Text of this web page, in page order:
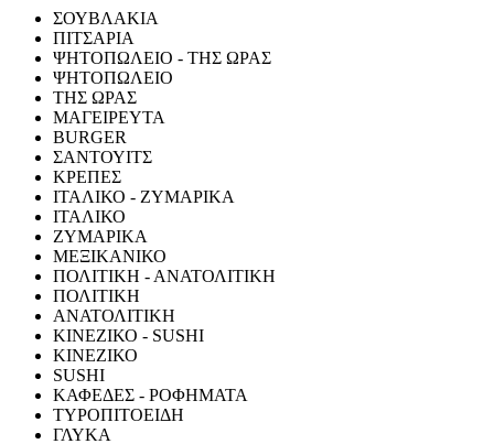
ΣΟΥΒΛΑΚΙΑ
ΠΙΤΣΑΡΙΑ
ΨΗΤΟΠΩΛΕΙΟ - ΤΗΣ ΩΡΑΣ
ΨΗΤΟΠΩΛΕΙΟ
ΤΗΣ ΩΡΑΣ
ΜΑΓΕΙΡΕΥΤΑ
BURGER
ΣΑΝΤΟΥΙΤΣ
ΚΡΕΠΕΣ
ΙΤΑΛΙΚΟ - ΖΥΜΑΡΙΚΑ
ΙΤΑΛΙΚΟ
ΖΥΜΑΡΙΚΑ
ΜΕΞΙΚΑΝΙΚΟ
ΠΟΛΙΤΙΚΗ - ΑΝΑΤΟΛΙΤΙΚΗ
ΠΟΛΙΤΙΚΗ
ΑΝΑΤΟΛΙΤΙΚΗ
ΚΙΝΕΖΙΚΟ - SUSHI
ΚΙΝΕΖΙΚΟ
SUSHI
ΚΑΦΕΔΕΣ - ΡΟΦΗΜΑΤΑ
ΤΥΡΟΠΙΤΟΕΙΔΗ
ΓΛΥΚΑ